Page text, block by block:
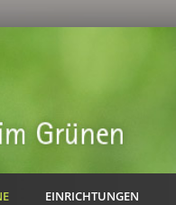
EINRICHTUNGEN